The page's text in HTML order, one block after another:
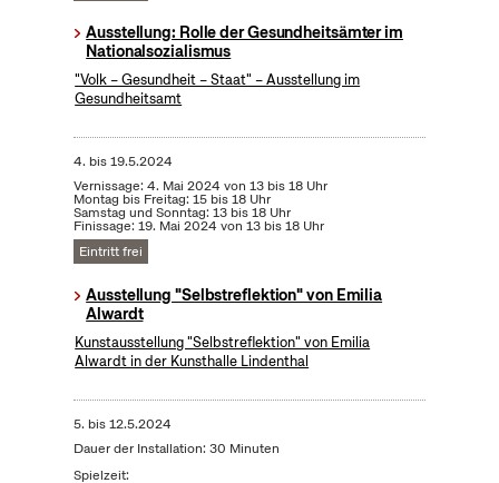
Ausstellung: Rolle der Gesundheitsämter im
Nationalsozialismus
"Volk – Gesundheit – Staat" – Ausstellung im
Gesundheitsamt
4. bis19.5.2024
Vernissage: 4. Mai 2024 von 13 bis 18 Uhr
Montag bis Freitag: 15 bis 18 Uhr
Samstag und Sonntag: 13 bis 18 Uhr
Finissage: 19. Mai 2024 von 13 bis 18 Uhr
Eintritt frei
Ausstellung "Selbstreflektion" von Emilia
Alwardt
Kunstausstellung "Selbstreflektion" von Emilia
Alwardt in der Kunsthalle Lindenthal
5. bis12.5.2024
Dauer der Installation: 30 Minuten
Spielzeit: